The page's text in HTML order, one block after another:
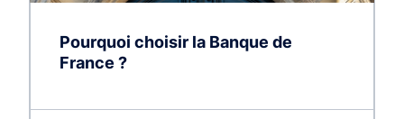
Pourquoi choisir la Banque de
France ?